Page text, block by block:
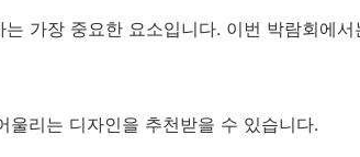
가장 중요한 요소입니다. 이번 박람회에
리는 디자인을 추천받을 수 있습니다.